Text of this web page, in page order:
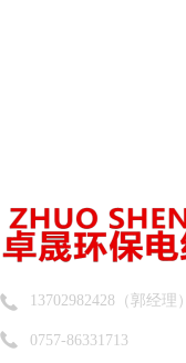
13702982428（郭经理）
0757-86331713